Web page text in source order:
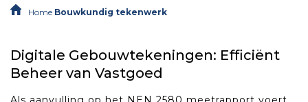
Home Bouwkundig tekenwerk
Digitale Gebouwtekeningen: Efficiënt
Beheer van Vastgoed